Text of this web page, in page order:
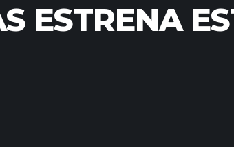
ESTRENA